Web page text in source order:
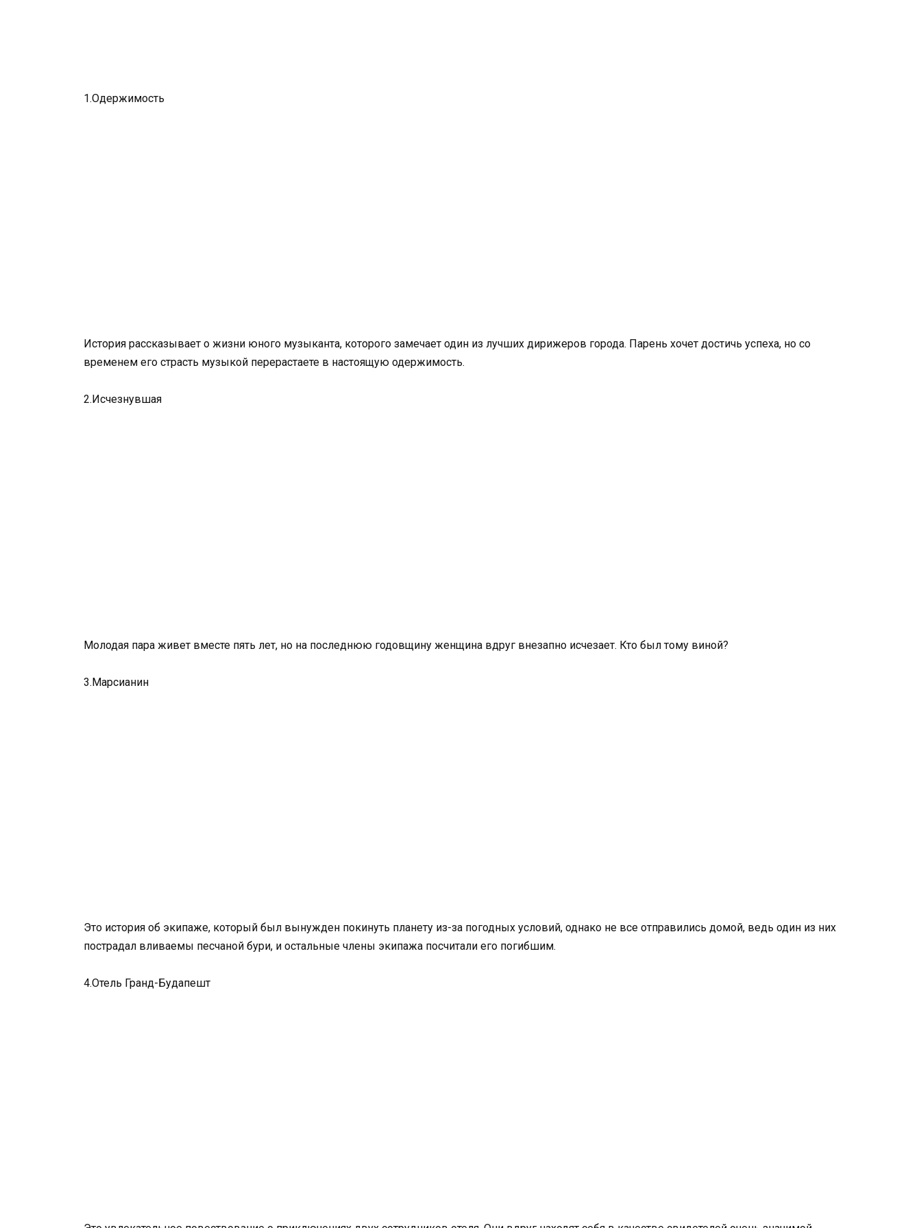
1.Одержимость
История рассказывает о жизни юного музыканта, которого замечает один из лучших дирижеров города. Парень хочет достичь успеха, но со
временем его страсть музыкой перерастаете в настоящую одержимость.
2.Исчезнувшая
Молодая пара живет вместе пять лет, но на последнюю годовщину женщина вдруг внезапно исчезает. Кто был тому виной?
3.Марсианин
Это история об экипаже, который был вынужден покинуть планету из-за погодных условий, однако не все отправились домой, ведь один из них
пострадал вливаемы песчаной бури, и остальные члены экипажа посчитали его погибшим.
4.Отель Гранд-Будапешт